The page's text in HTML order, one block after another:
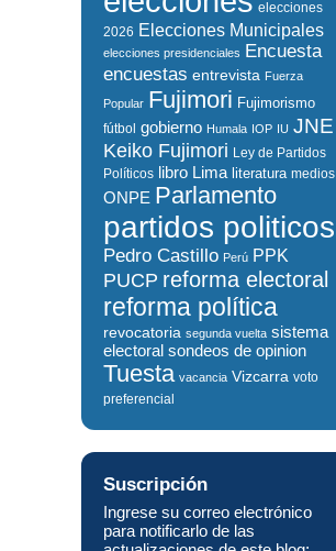
elecciones
2026 Elecciones Municipales
elecciones presidenciales Encuesta
encuestas entrevista Fuerza
Popular Fujimori Fujimorismo
fútbol gobierno Humala IOP IU JNE
Keiko Fujimori Ley de Partidos
Políticos libro Lima literatura medios
ONPE Parlamento
partidos politicos
Pedro Castillo Perú PPK
PUCP reforma electoral
reforma política
revocatoria segunda vuelta sistema
electoral sondeos de opinion
Tuesta vacancia Vizcarra voto
preferencial
Suscripción
Ingrese su correo electrónico
para notificarlo de las